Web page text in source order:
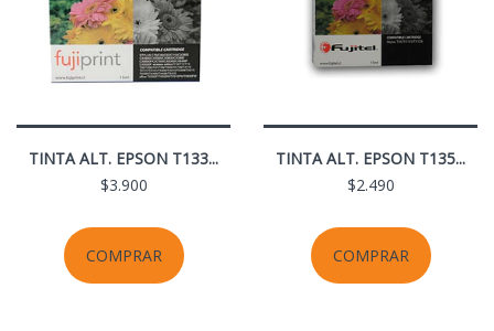
TINTA ALT. EPSON T133...
$3.900
COMPRAR
TINTA ALT. EPSON T135...
$2.490
COMPRAR